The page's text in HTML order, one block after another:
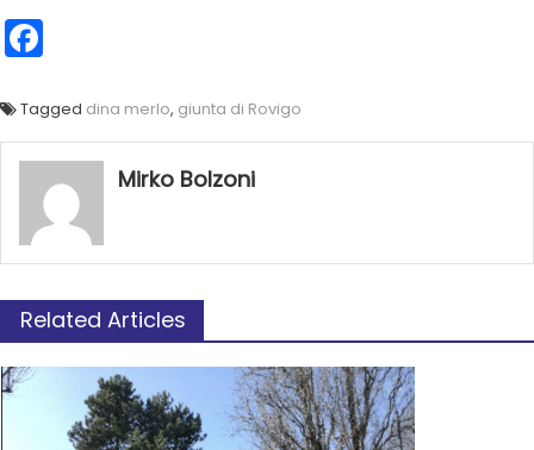
Tagged dina merlo, giunta di Rovigo
Mirko Bolzoni
Related Articles